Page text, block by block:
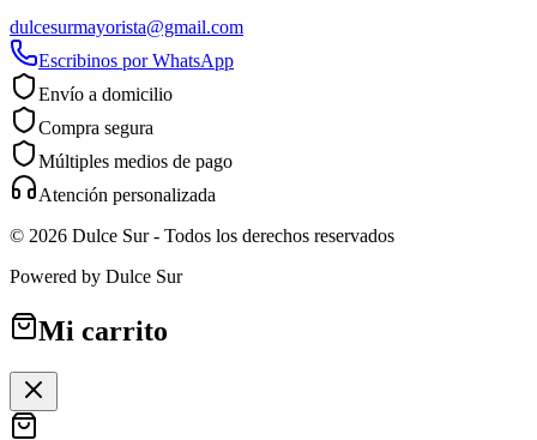
dulcesurmayorista@gmail.com
Escribinos por WhatsApp
Envío a domicilio
Compra segura
Múltiples medios de pago
Atención personalizada
© 2026 Dulce Sur- Todos los derechos reservados
Powered by Dulce Sur
Mi carrito